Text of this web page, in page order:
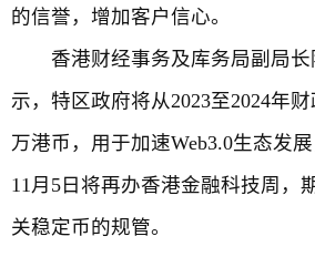
的信誉，增加客户信心。
香港财经事务及库务局副局长
示，特区政府将从2023至2024年
万港币，用于加速Web3.0生态发
11月5日将再办香港金融科技周，
关稳定币的规管。